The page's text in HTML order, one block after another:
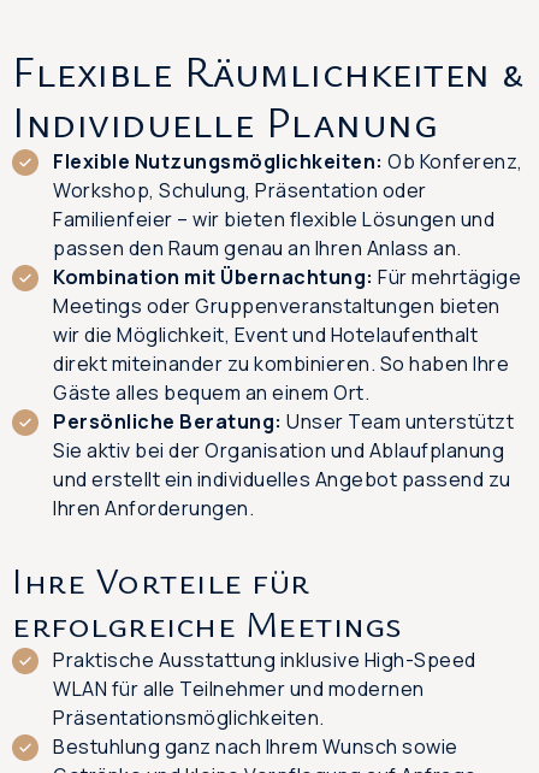
Flexible Räumlichkeiten &
Individuelle Planung
Flexible Nutzungsmöglichkeiten: Ob Konferenz,
Workshop, Schulung, Präsentation oder
Familienfeier – wir bieten flexible Lösungen und
passen den Raum genau an Ihren Anlass an.
Kombination mit Übernachtung: Für mehrtägige
Meetings oder Gruppenveranstaltungen bieten
wir die Möglichkeit, Event und Hotelaufenthalt
direkt miteinander zu kombinieren. So haben Ihre
Gäste alles bequem an einem Ort.
Persönliche Beratung: Unser Team unterstützt
Sie aktiv bei der Organisation und Ablaufplanung
und erstellt ein individuelles Angebot passend zu
Ihren Anforderungen.
Ihre Vorteile für
erfolgreiche Meetings
Praktische Ausstattung inklusive High-Speed
WLAN für alle Teilnehmer und modernen
Präsentationsmöglichkeiten.
Bestuhlung ganz nach Ihrem Wunsch sowie